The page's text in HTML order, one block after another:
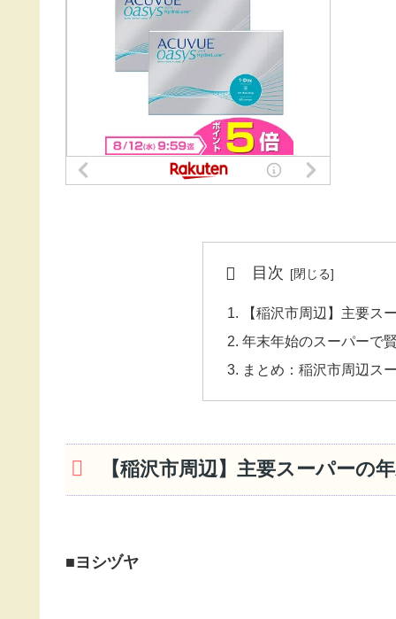
目次
【稲沢市周辺】主要ス
年末年始のスーパーで
まとめ：稲沢市周辺ス
【稲沢市周辺】主要スーパーの
■ヨシヅヤ